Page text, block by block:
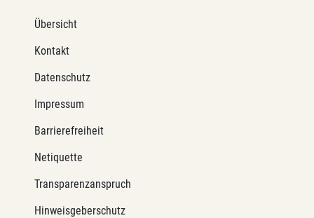
Übersicht
Kontakt
Datenschutz
Impressum
Barrierefreiheit
Netiquette
Transparenzanspruch
Hinweisgeberschutz